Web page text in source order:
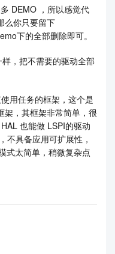
DEMO ，所以感觉代
么你只要留下
下的全部删除即可。
，把不需要的驱动全部
用任务的框架，这个是
架，其框架非常简单，很
也能做 LSPI的驱动
不具备应用可扩展性，
式太简单，稍微复杂点